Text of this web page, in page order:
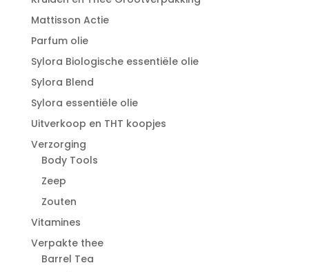
Mattisson Actie
Parfum olie
Sylora Biologische essentiële olie
Sylora Blend
Sylora essentiële olie
Uitverkoop en THT koopjes
Verzorging
Body Tools
Zeep
Zouten
Vitamines
Verpakte thee
Barrel Tea